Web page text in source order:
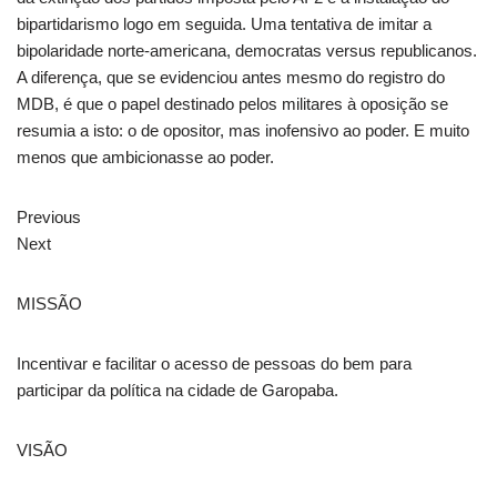
bipartidarismo logo em seguida. Uma tentativa de imitar a
bipolaridade norte-americana, democratas versus republicanos.
A diferença, que se evidenciou antes mesmo do registro do
MDB, é que o papel destinado pelos militares à oposição se
resumia a isto: o de opositor, mas inofensivo ao poder. E muito
menos que ambicionasse ao poder.
Previous
Next
MISSÃO
Incentivar e facilitar o acesso de pessoas do bem para
participar da política na cidade de Garopaba.
VISÃO